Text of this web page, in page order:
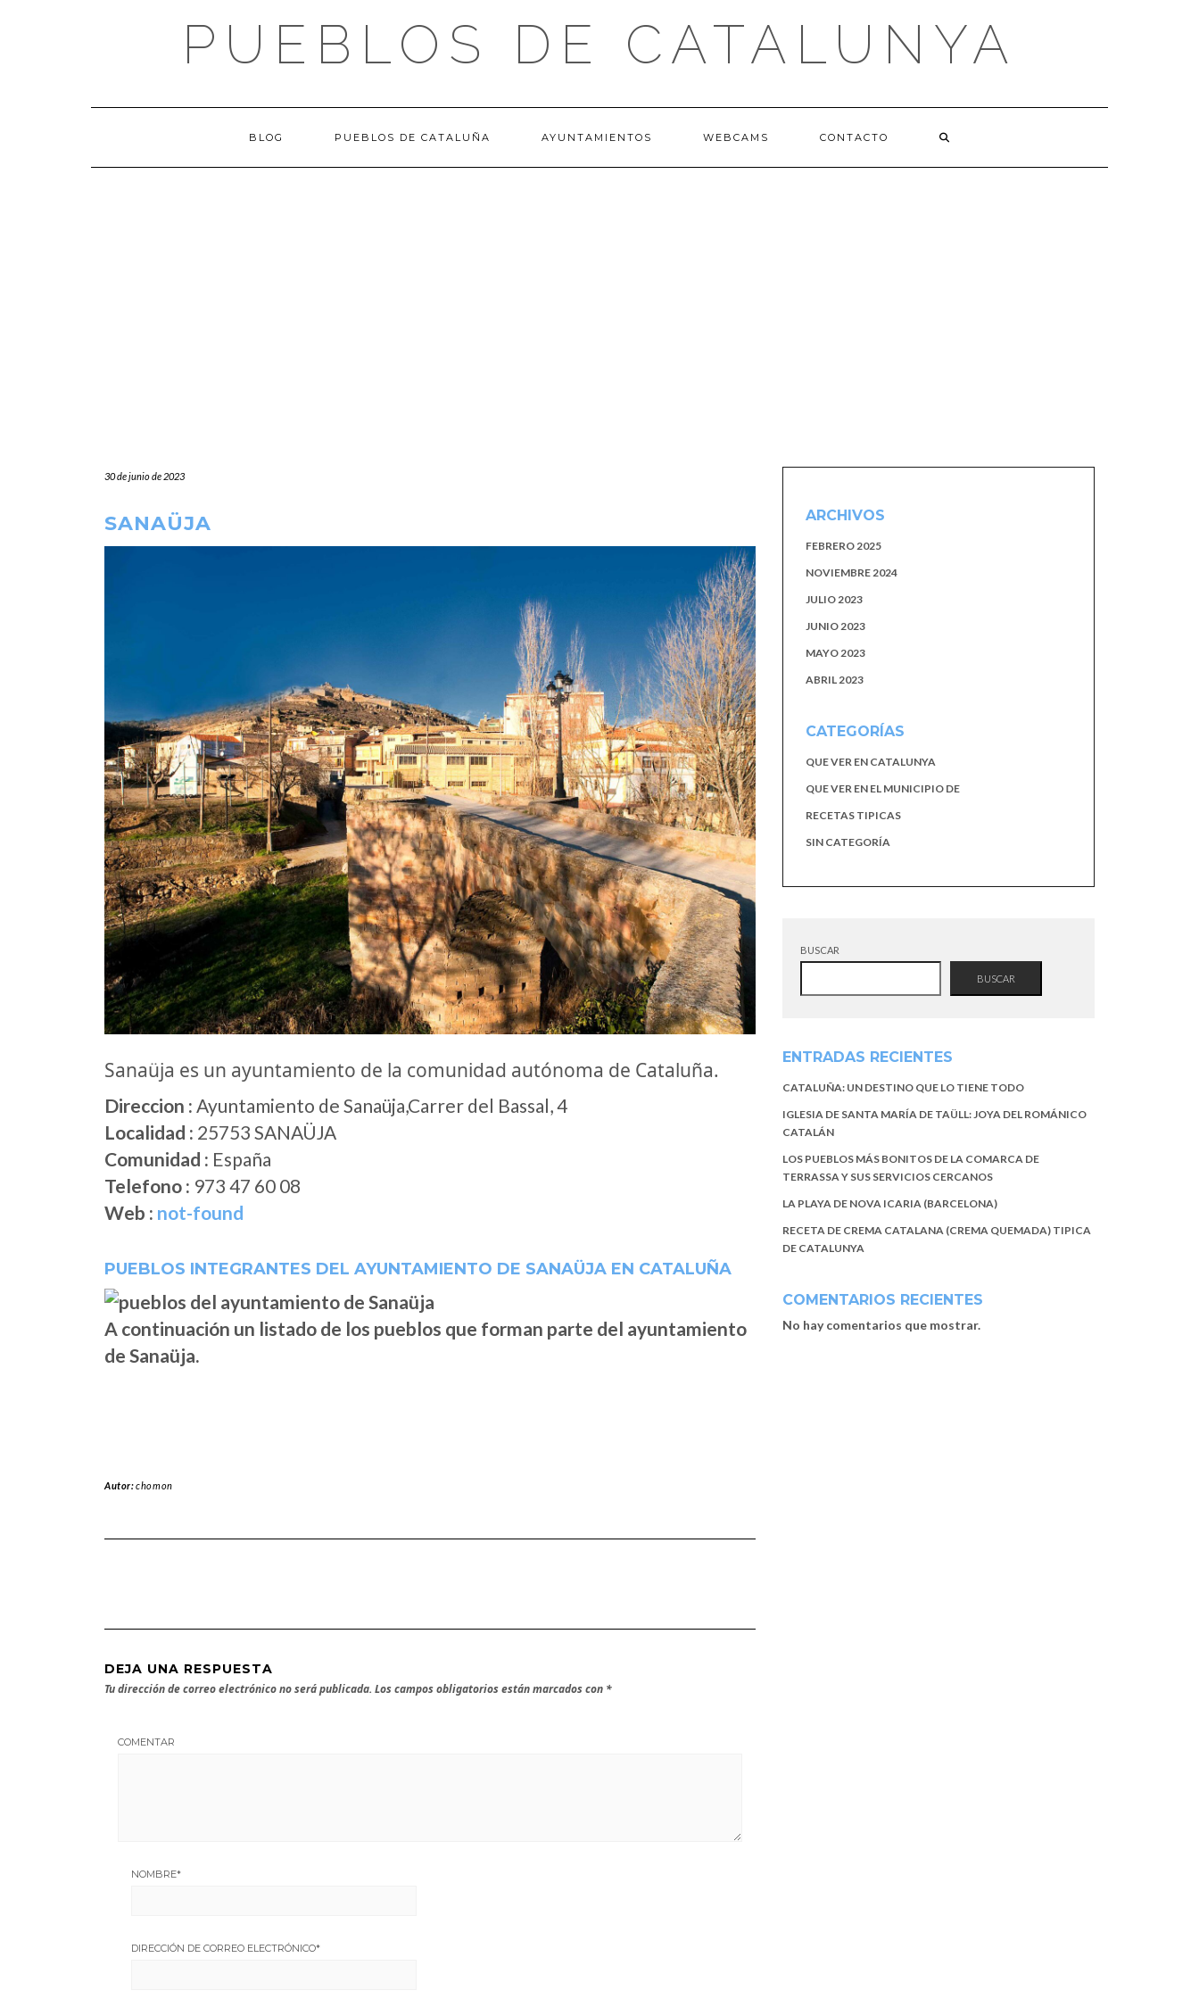
PUEBLOS DE CATALUNYA
BLOG PUEBLOS DE CATALUÑA AYUNTAMIENTOS WEBCAMS CONTACTO
30 de junio de 2023
SANAÜJA
Sanaüja es un ayuntamiento de la comunidad autónoma de Cataluña.
Direccion : Ayuntamiento de Sanaüja,Carrer del Bassal, 4
Localidad : 25753 SANAÜJA
Comunidad : España
Telefono : 973 47 60 08
Web : not-found
PUEBLOS INTEGRANTES DEL AYUNTAMIENTO DE SANAÜJA EN CATALUÑA
A continuación un listado de los pueblos que forman parte del ayuntamiento
de Sanaüja.
Autor:chomon
DEJA UNA RESPUESTA
Tu dirección de correo electrónico no será publicada. Los campos obligatorios están marcados con *
COMENTAR
NOMBRE*
DIRECCIÓN DE CORREO ELECTRÓNICO*
ARCHIVOS
FEBRERO 2025
NOVIEMBRE 2024
JULIO 2023
JUNIO 2023
MAYO 2023
ABRIL 2023
CATEGORÍAS
QUE VER EN CATALUNYA
QUE VER EN EL MUNICIPIO DE
RECETAS TIPICAS
SIN CATEGORÍA
BUSCAR
BUSCAR
ENTRADAS RECIENTES
CATALUÑA: UN DESTINO QUE LO TIENE TODO
IGLESIA DE SANTA MARÍA DE TAÜLL: JOYA DEL ROMÁNICO
CATALÁN
LOS PUEBLOS MÁS BONITOS DE LA COMARCA DE
TERRASSA Y SUS SERVICIOS CERCANOS
LA PLAYA DE NOVA ICARIA (BARCELONA)
RECETA DE CREMA CATALANA (CREMA QUEMADA) TIPICA
DE CATALUNYA
COMENTARIOS RECIENTES
No hay comentarios que mostrar.